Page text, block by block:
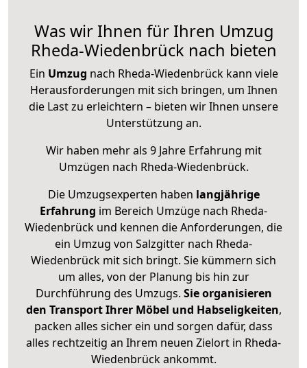
Was wir Ihnen für Ihren Umzug
Rheda-Wiedenbrück nach bieten
Ein Umzug nach Rheda-Wiedenbrück kann viele
Herausforderungen mit sich bringen, um Ihnen
die Last zu erleichtern – bieten wir Ihnen unsere
Unterstützung an.
Wir haben mehr als 9 Jahre Erfahrung mit
Umzügen nach Rheda-Wiedenbrück.
Die Umzugsexperten haben langjährige
Erfahrung im Bereich Umzüge nach Rheda-
Wiedenbrück und kennen die Anforderungen, die
ein Umzug von Salzgitter nach Rheda-
Wiedenbrück mit sich bringt. Sie kümmern sich
um alles, von der Planung bis hin zur
Durchführung des Umzugs. Sie organisieren
den Transport Ihrer Möbel und Habseligkeiten,
packen alles sicher ein und sorgen dafür, dass
alles rechtzeitig an Ihrem neuen Zielort in Rheda-
Wiedenbrück ankommt.